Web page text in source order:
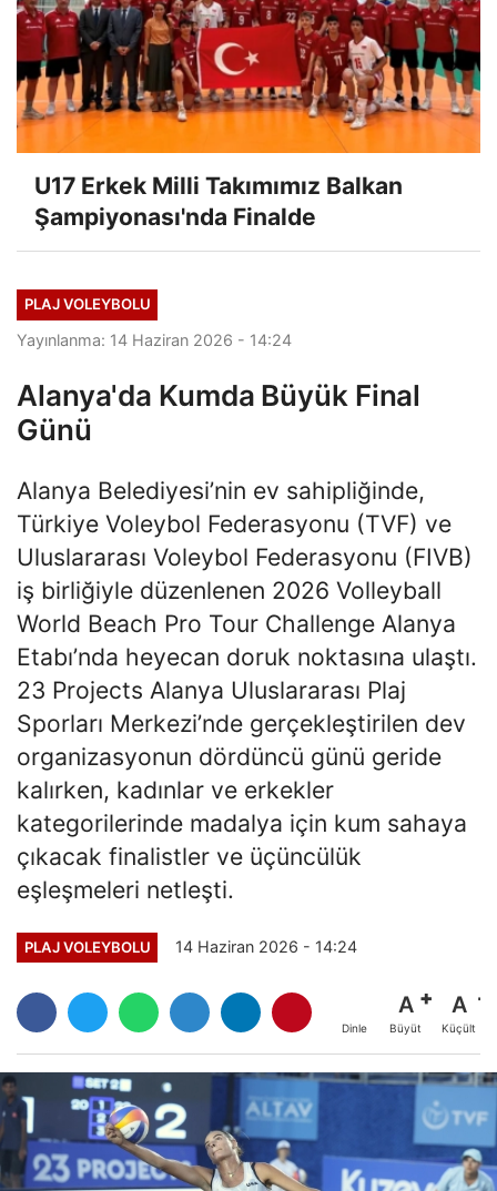
U17 Erkek Milli Takımımız Balkan
Şampiyonası'nda Finalde
PLAJ VOLEYBOLU
Yayınlanma: 14 Haziran 2026 - 14:24
Alanya'da Kumda Büyük Final
Günü
Alanya Belediyesi’nin ev sahipliğinde,
Türkiye Voleybol Federasyonu (TVF) ve
Uluslararası Voleybol Federasyonu (FIVB)
iş birliğiyle düzenlenen 2026 Volleyball
World Beach Pro Tour Challenge Alanya
Etabı’nda heyecan doruk noktasına ulaştı.
23 Projects Alanya Uluslararası Plaj
Sporları Merkezi’nde gerçekleştirilen dev
organizasyonun dördüncü günü geride
kalırken, kadınlar ve erkekler
kategorilerinde madalya için kum sahaya
çıkacak finalistler ve üçüncülük
eşleşmeleri netleşti.
PLAJ VOLEYBOLU 14 Haziran 2026 - 14:24
Dinle
A
Büyüt
A
Küçült